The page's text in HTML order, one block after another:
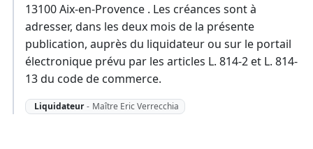
13100 Aix-en-Provence . Les créances sont à
adresser, dans les deux mois de la présente
publication, auprès du liquidateur ou sur le portail
électronique prévu par les articles L. 814-2 et L. 814-
13 du code de commerce.
Liquidateur - Maître Eric Verrecchia